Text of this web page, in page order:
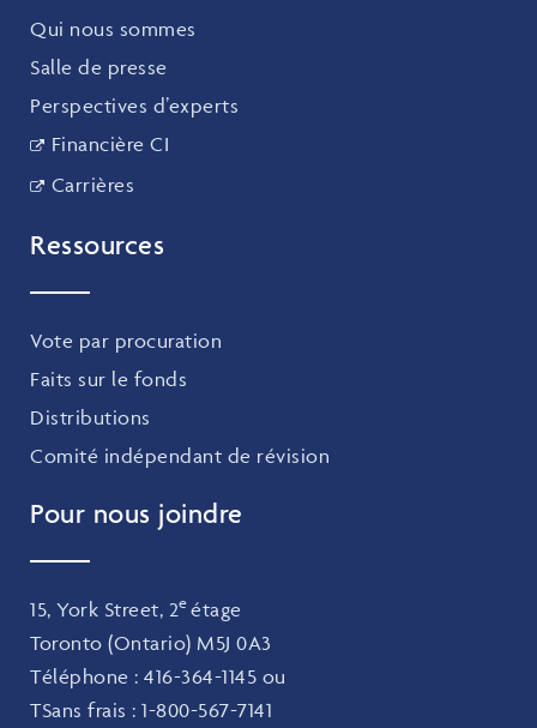
Qui nous sommes
Salle de presse
Perspectives d’experts
Financière CI
Carrières
Ressources
Vote par procuration
Faits sur le fonds
Distributions
Comité indépendant de révision
Pour nous joindre
15, York Street, 2eétage
Toronto (Ontario) M5J 0A3
Téléphone : 416-364-1145 ou
TSans frais : 1-800-567-7141